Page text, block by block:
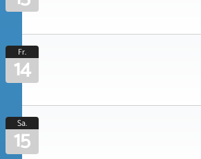
Fr.
14
Sa.
15